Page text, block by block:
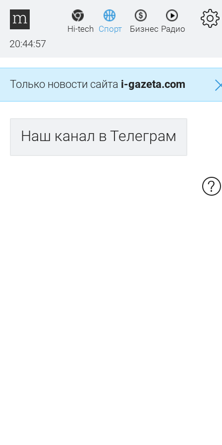
20:44:57
Hi-tech Спорт Бизнес Радио
Только новости сайта i-gazeta.com
Наш канал в Телеграм